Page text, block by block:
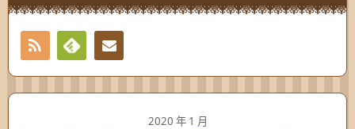
RSS
Feedly
2020 年 1 月